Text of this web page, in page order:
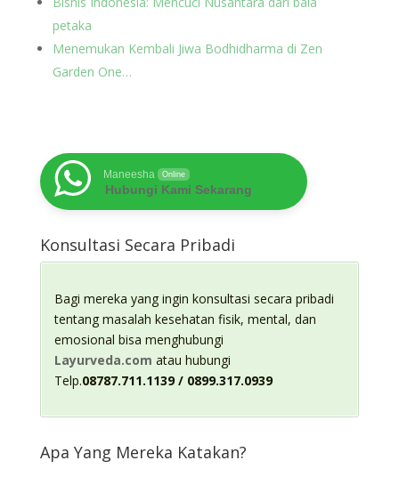
petaka
Menemukan Kembali Jiwa Bodhidharma di Zen
Garden One…
Maneesha Online
Hubungi Kami Sekarang
Konsultasi Secara Pribadi
Bagi mereka yang ingin konsultasi secara pribadi
tentang masalah kesehatan fisik, mental, dan
emosional bisa menghubungi
Layurveda.com atau hubungi
Telp.08787.711.1139 / 0899.317.0939
Apa Yang Mereka Katakan?